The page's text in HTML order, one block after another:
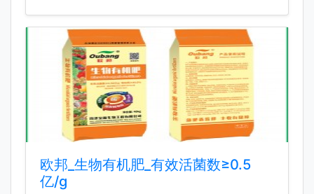
欧邦_生物有机肥_有效活菌数≥0.5
亿/g